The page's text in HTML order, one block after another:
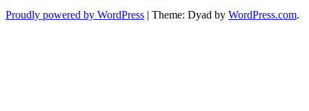
Proudly powered by WordPress | Theme: Dyad by WordPress.com.